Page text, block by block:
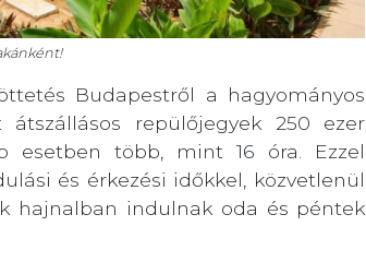
Budapestről a hagyományos
repülőjegyek 250 ezer
esetben több, mint 16 óra. Ezzel
és érkezési időkkel, közvetlenül
hajnalban indulnak oda és péntek